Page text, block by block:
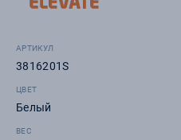
АРТИКУЛ
3816201S
ЦВЕТ
Белый
ВЕС